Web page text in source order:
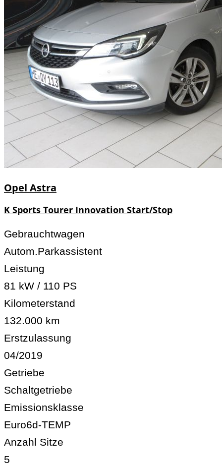
Opel Astra
K Sports Tourer Innovation Start/Stop
Gebrauchtwagen
Autom.Parkassistent
Leistung
81 kW / 110 PS
Kilometerstand
132.000 km
Erstzulassung
04/2019
Getriebe
Schaltgetriebe
Emissionsklasse
Euro6d-TEMP
Anzahl Sitze
5